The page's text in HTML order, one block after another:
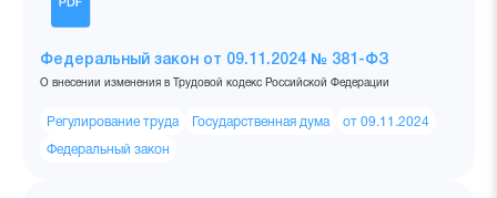
Федеральный закон от 09.11.2024 № 381-ФЗ
О внесении изменения в Трудовой кодекс Российской Федерации
Регулирование труда Государственная дума от 09.11.2024
Федеральный закон